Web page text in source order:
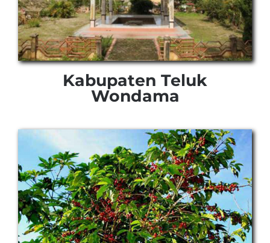
Kabupaten Teluk
Wondama